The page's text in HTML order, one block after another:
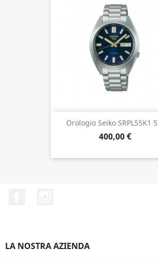
Orologio Seiko SRPL55K1
400,00 €
LA NOSTRA AZIENDA